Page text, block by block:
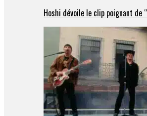
Hoshi dévoile le clip poignant de